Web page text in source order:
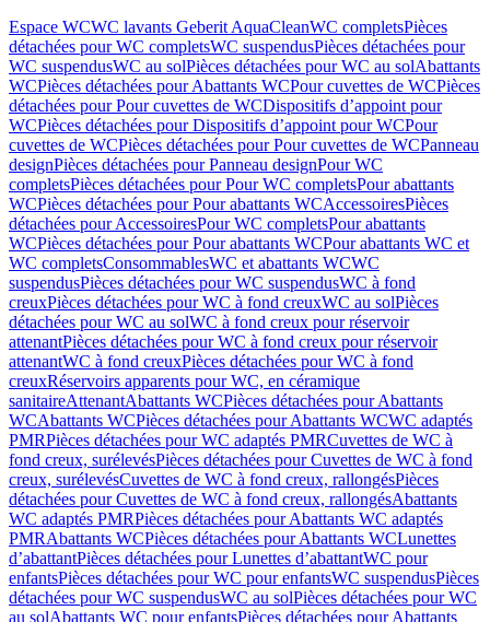
Espace WCWC lavants Geberit AquaCleanWC completsPièces
détachées pour WC completsWC suspendusPièces détachées pour
WC suspendusWC au solPièces détachées pour WC au solAbattants
WCPièces détachées pour Abattants WCPour cuvettes de WCPièces
détachées pour Pour cuvettes de WCDispositifs d’appoint pour
WCPièces détachées pour Dispositifs d’appoint pour WCPour
cuvettes de WCPièces détachées pour Pour cuvettes de WCPanneau
designPièces détachées pour Panneau designPour WC
completsPièces détachées pour Pour WC completsPour abattants
WCPièces détachées pour Pour abattants WCAccessoiresPièces
détachées pour AccessoiresPour WC completsPour abattants
WCPièces détachées pour Pour abattants WCPour abattants WC et
WC completsConsommablesWC et abattants WCWC
suspendusPièces détachées pour WC suspendusWC à fond
creuxPièces détachées pour WC à fond creuxWC au solPièces
détachées pour WC au solWC à fond creux pour réservoir
attenantPièces détachées pour WC à fond creux pour réservoir
attenantWC à fond creuxPièces détachées pour WC à fond
creuxRéservoirs apparents pour WC, en céramique
sanitaireAttenantAbattants WCPièces détachées pour Abattants
WCAbattants WCPièces détachées pour Abattants WCWC adaptés
PMRPièces détachées pour WC adaptés PMRCuvettes de WC à
fond creux, surélevésPièces détachées pour Cuvettes de WC à fond
creux, surélevésCuvettes de WC à fond creux, rallongésPièces
détachées pour Cuvettes de WC à fond creux, rallongésAbattants
WC adaptés PMRPièces détachées pour Abattants WC adaptés
PMRAbattants WCPièces détachées pour Abattants WCLunettes
d’abattantPièces détachées pour Lunettes d’abattantWC pour
enfantsPièces détachées pour WC pour enfantsWC suspendusPièces
détachées pour WC suspendusWC au solPièces détachées pour WC
au solAbattants WC pour enfantsPièces détachées pour Abattants